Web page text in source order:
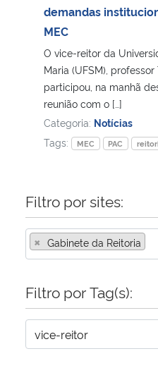
Ministério de Minas e Energia
Ministério da Ciência, Tecnologia,
Ministério do Turismo
Ministério da Mulher, da Família e dos
Secretaria-Geral
Secretaria de Governo
demandas
MEC
O vice-reitor da
Maria (UFSM),
participou, na manhã
reunião com o […]
Categoria: Notícias
Tags:
MEC PAC
Filtro por sites:
× Gabinete da Reitoria
Filtro por Tag(s):